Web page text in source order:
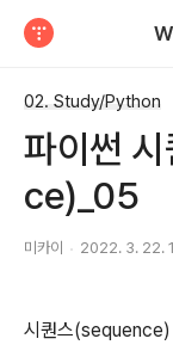
02. Study/Python
파이썬
ce)_05
미카이 2022. 3. 22.
시퀀스(sequence)